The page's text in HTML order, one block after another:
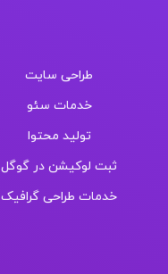
طراحی سایت
خدمات سئو
تولید محتوا
ثبت لوکیشن در گوگل
خدمات طراحی گرافیک